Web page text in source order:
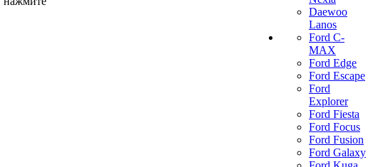
Daewoo
Lanos
Ford C-
MAX
Ford Edge
Ford Escape
Ford
Explorer
Ford Fiesta
Ford Focus
Ford Fusion
Ford Galaxy